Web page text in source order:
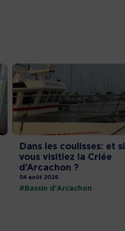
Dans les coulisses: et si
vous visitiez la Criée
d’Arcachon ?
04 août 2026
#Bassin d'Arcachon